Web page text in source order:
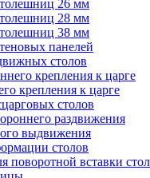
26 мм
28 мм
38 мм
панелей
столов
крепления к царге
крепления к царге
столов
раздвижения
выдвижения
столов
поворотной вставки